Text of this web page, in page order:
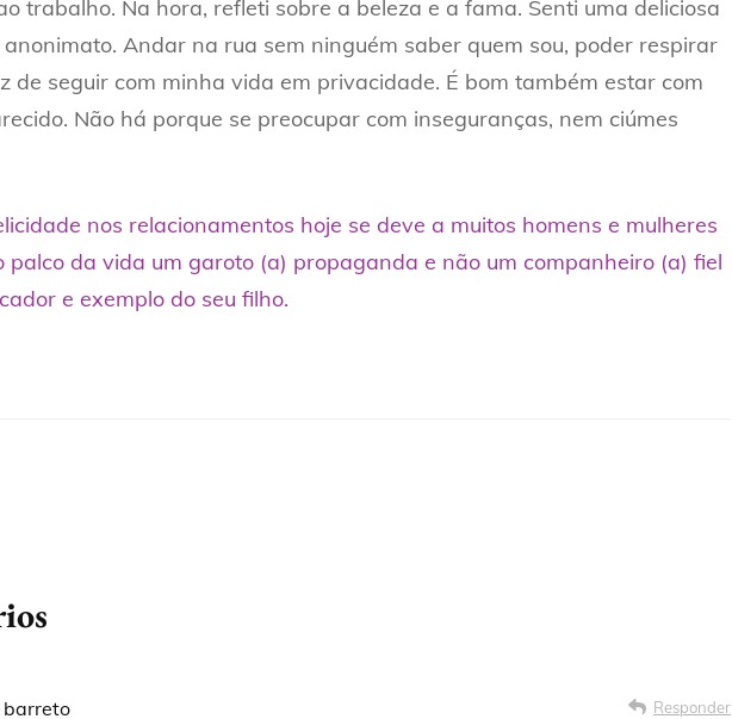
trabalho. Na hora, refleti sobre a beleza e a fama. Senti uma deliciosa
Andar na rua sem ninguém saber quem sou, poder respirar
de seguir com minha vida em privacidade. É bom também estar com
Não há porque se preocupar com inseguranças, nem ciúmes
nos relacionamentos hoje se deve a muitos homens e mulheres
palco da vida um garoto (a) propaganda e não um companheiro (a) fiel
e exemplo do seu filho.
barreto Responder